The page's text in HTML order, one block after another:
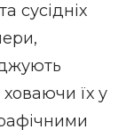
сусідніх
ховаючи їх у